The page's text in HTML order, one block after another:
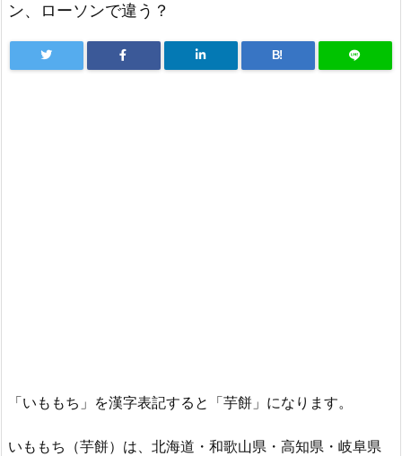
ン、ローソンで違う？
B!
「いももち」を漢字表記すると「芋餅」になります。
いももち（芋餅）は、北海道・和歌山県・高知県・岐阜県